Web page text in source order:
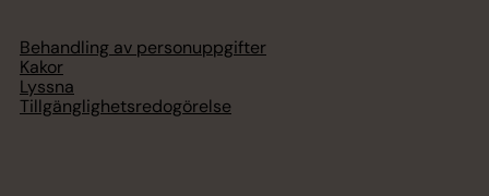
Behandling av personuppgifter
Kakor
Lyssna
Tillgänglighetsredogörelse